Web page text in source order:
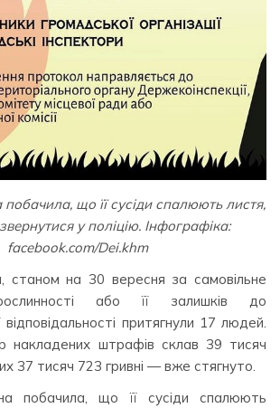
що її сусіди спалюють листя,
у поліцію. Інфографіка:
facebook.com/Dei.khm
станом на 30 вересня за самовільне
або її залишків до
відповідальності притягнули 17 людей.
накладених штрафів склав 39 тисяч
37 тисяч 723 гривні — вже стягнуто.
побачила, що її сусіди спалюють